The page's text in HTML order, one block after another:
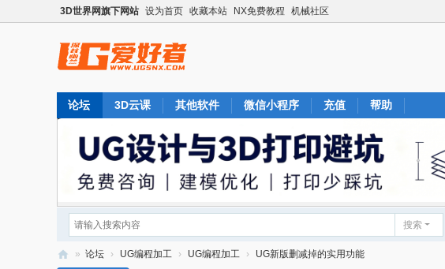
3D世界网旗下网站 设为首页 收藏本站 NX免费教程 机械社区
论坛 3D云课 其他软件 微信小程序 充值 帮助
搜索
» 论坛 › UG编程加工 › UG编程加工 › UG新版删减掉的实用功能